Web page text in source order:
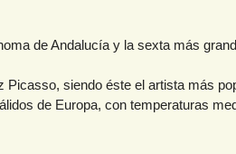
de Andalucía y la sexta más
siendo éste el artista más
de Europa, con temperaturas